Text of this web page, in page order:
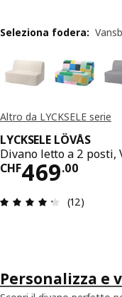
Altro da LYCKSELE serie
LYCKSELE LÖVÅS
Divano letto a 2 posti,
CHF469.00
Prezzo
(12)
Seleziona fodera:
Personalizza e